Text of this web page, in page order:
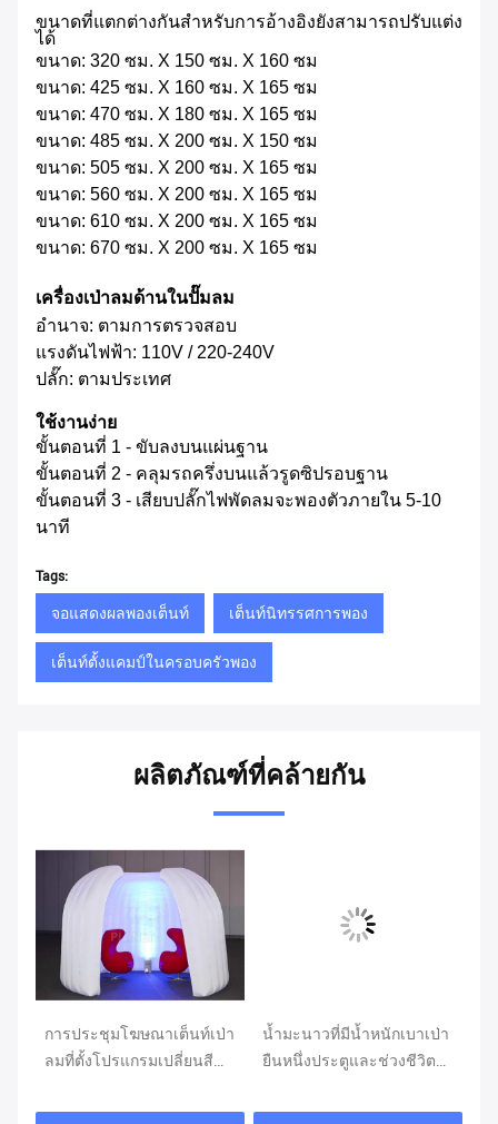
ขนาดที่แตกต่างกันสำหรับการอ้างอิงยังสามารถปรับแต่ง
ได้
ขนาด: 320 ซม. X 150 ซม. X 160 ซม
ขนาด: 425 ซม. X 160 ซม. X 165 ซม
ขนาด: 470 ซม. X 180 ซม. X 165 ซม
ขนาด: 485 ซม. X 200 ซม. X 150 ซม
ขนาด: 505 ซม. X 200 ซม. X 165 ซม
ขนาด: 560 ซม. X 200 ซม. X 165 ซม
ขนาด: 610 ซม. X 200 ซม. X 165 ซม
ขนาด: 670 ซม. X 200 ซม. X 165 ซม
เครื่องเป่าลมด้านในปั๊มลม
อำนาจ: ตามการตรวจสอบ
แรงดันไฟฟ้า: 110V / 220-240V
ปลั๊ก: ตามประเทศ
ใช้งานง่าย
ขั้นตอนที่ 1 - ขับลงบนแผ่นฐาน
ขั้นตอนที่ 2 - คลุมรถครึ่งบนแล้วรูดซิปรอบฐาน
ขั้นตอนที่ 3 - เสียบปลั๊กไฟพัดลมจะพองตัวภายใน 5-10
นาที
Tags:
จอแสดงผลพองเต็นท์ เต็นท์นิทรรศการพอง
เต็นท์ตั้งแคมป์ในครอบครัวพอง
ผลิตภัณฑ์ที่คล้ายกัน
การประชุมโฆษณาเต็นท์เป่า
ลมที่ตั้งโปรแกรมเปลี่ยนสี
น้ำมะนาวที่มีน้ำหนักเบาเป่า
ยืนหนึ่งประตูและช่วงชีวิต